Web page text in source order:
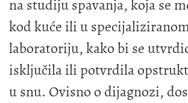
na studiju spavanja, koja se
kod kuće ili u
laboratoriju, kako bi se
isključila ili potvrdila
u snu. Ovisno o dijagnozi,